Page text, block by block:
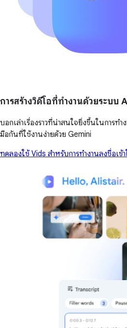
การสร้างวิดีโอที่ทำงานด้วยระบบ
บอกเล่าเรื่องราวที่น่าสนใจยิ่งขึ้นในการทำ
มือกันที่ใช้งานง่ายด้วย Gemini
ทดลองใช้ Vids สำหรับการทำงานลงชื่อเข้